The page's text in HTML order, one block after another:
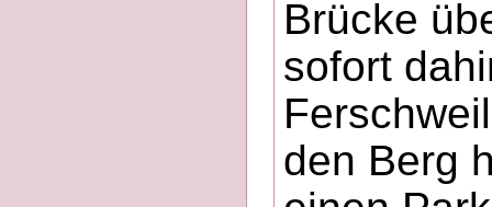
Brücke
sofort
den Berg